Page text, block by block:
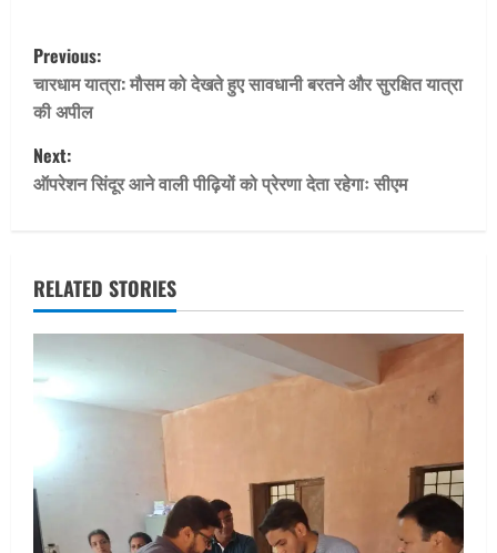
P
o
s
t
a
v
i
g
a
t
Previous:
चारधाम यात्रा: मौसम को देखते हुए सावधानी बरतने और सुरक्षित यात्रा
की अपील
Next:
ऑपरेशन सिंदूर आने वाली पीढ़ियों को प्रेरणा देता रहेगाः सीएम
RELATED STORIES